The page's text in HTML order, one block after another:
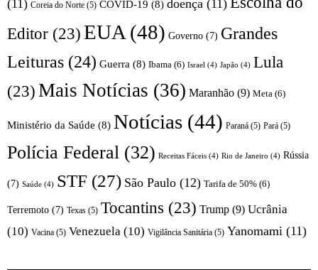
(11) Coreia do Norte (5) COVID-19 (8) doença (11)
Editor (23)EUA (48) Governo (7) Grandes
Leituras (24) Guerra (8) Ibama (6) Israel (4) Japão (4) Lula
(23)Mais Notícias (36) Maranhão (9) Meta (6)
Ministério da Saúde (8) Notícias (44) Paraná (5) Pará (5)
Polícia Federal (32) Receitas Fáceis (4) Rio de Janeiro (4) Rússia
(7) Saúde (4) STF (27) São Paulo (12) Tarifa de 50% (6)
Terremoto (7) Texas (5) Tocantins (23) Trump (9) Ucrânia
(10) Vacina (5) Venezuela (10) Vigilância Sanitária (5) Yanomami (11)